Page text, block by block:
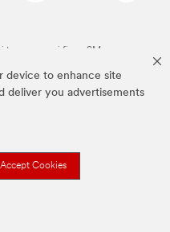
device to enhance site
deliver you advertisements
Accept Cookies
towarowymi firmy 3M.